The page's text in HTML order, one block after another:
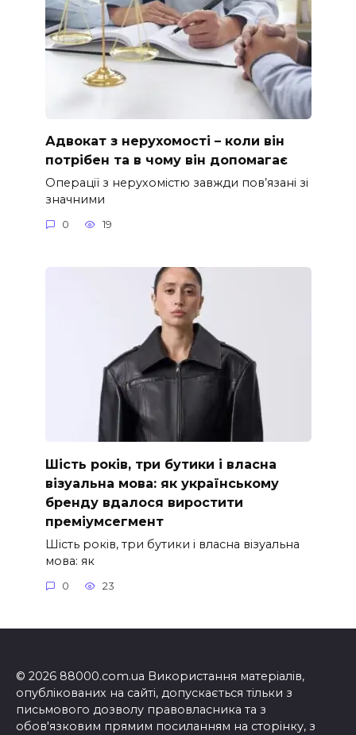
Адвокат з нерухомості – коли він
потрібен та в чому він допомагає
Операції з нерухомістю завжди пов’язані зі
значними
0 19
Шість років, три бутики і власна
візуальна мова: як українському
бренду вдалося виростити
преміумсегмент
Шість років, три бутики і власна візуальна
мова: як
0 23
© 2026 88000.com.ua Використання матеріалів,
опублікованих на сайті, допускається тільки з
письмового дозволу правовласника та з
обов'язковим прямим посиланням на сторінку, з